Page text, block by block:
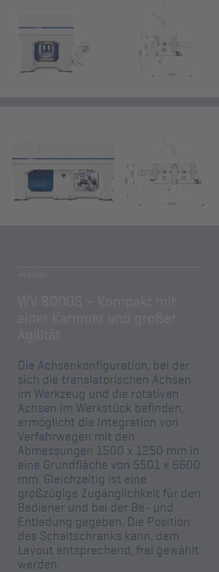
Die Achsenkonfiguration, bei der
sich die translatorischen Achsen
im Werkzeug und die rotativen
Achsen im Werkstück befinden,
ermöglicht die Integration von
Verfahrwegen mit den
Abmessungen 1500 x 1250 mm in
eine Grundfläche von 5501 x 6600
mm. Gleichzeitig ist eine
großzügige Zugänglichkeit für den
Bediener und bei der Be- und
Entladung gegeben. Die Position
des Schaltschranks kann, dem
Layout entsprechend, frei gewählt
werden.